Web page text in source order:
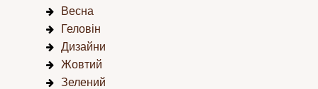
Весна
Геловін
Дизайни
Жовтий
Зелений